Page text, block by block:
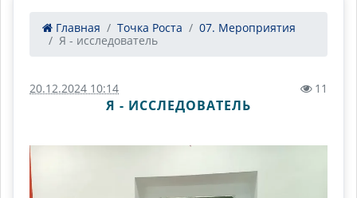
Главная Точка Роста
07. Мероприятия
Я - исследователь
20.12.2024 10:14 11
Я - ИССЛЕДОВАТЕЛЬ